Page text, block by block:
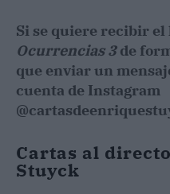
Si se quiere recibir
Ocurrencias 3de
que enviar un
cuenta de Instagram
Cartas al
Stuyck